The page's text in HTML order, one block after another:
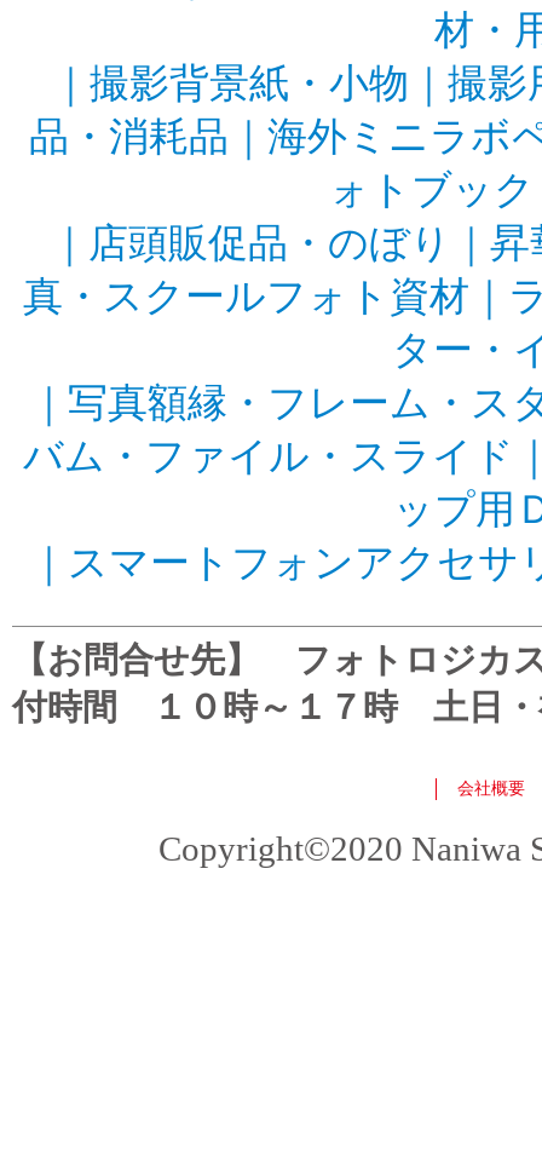
材・
撮影背景紙・小物
撮影
品・消耗品
海外ミニラボ
ォトブッ
店頭販促品・のぼり
昇
真・スクールフォト資材
ター・
写真額縁・フレーム・ス
バム・ファイル・スライド
ップ用
スマートフォンアクセサ
【お問合せ先】 フォトロジ
付時間 １０時～１７時 土日・
会社概要
Copyright©2020 Naniwa